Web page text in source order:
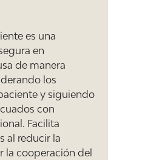
es una
en
de manera
los
y siguiendo
con
Facilita
al reducir la
la cooperación del